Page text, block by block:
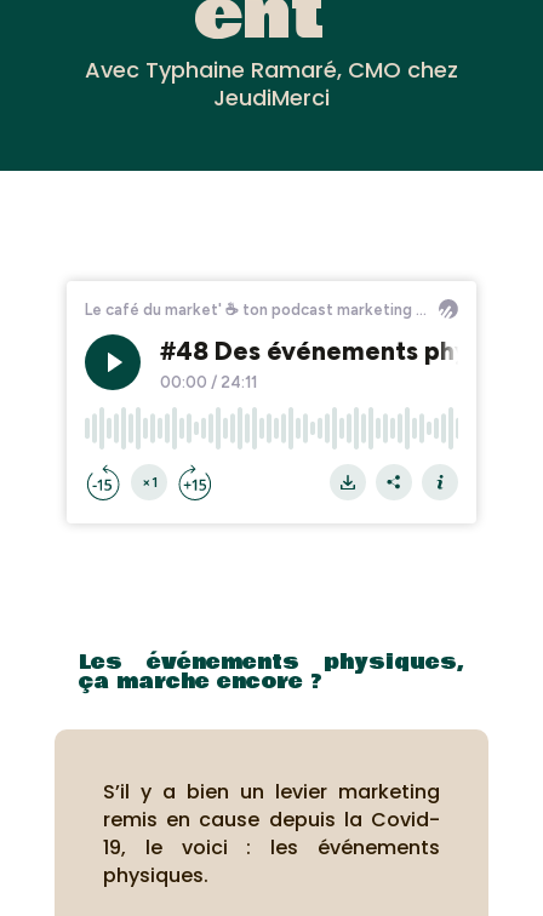
Avec Typhaine Ramaré, CMO chez
JeudiMerci
Les événements physiques,
ça marche encore ?
S’il y a bien un levier marketing
remis en cause depuis la Covid-
19, le voici : les événements
physiques.